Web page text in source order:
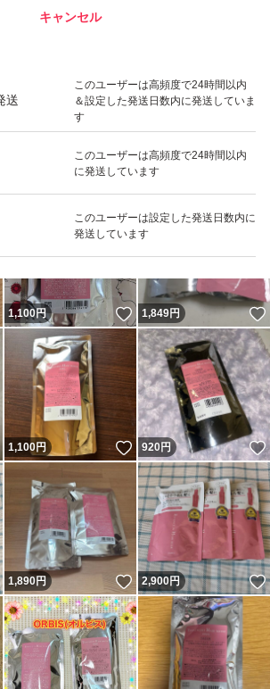
送
このユーザーは高頻度で24時間以内
＆設定した発送日数内に発送していま
す
このユーザーは高頻度で24時間以内
に発送しています
このユーザーは設定した発送日数内に
発送しています
キャンセル
いいね！
1,080
いいね！
1,100円 いいね！
1,849円
いいね！
1,100円 いいね！
920円
いいね！
1,890円 いいね！
2,900円